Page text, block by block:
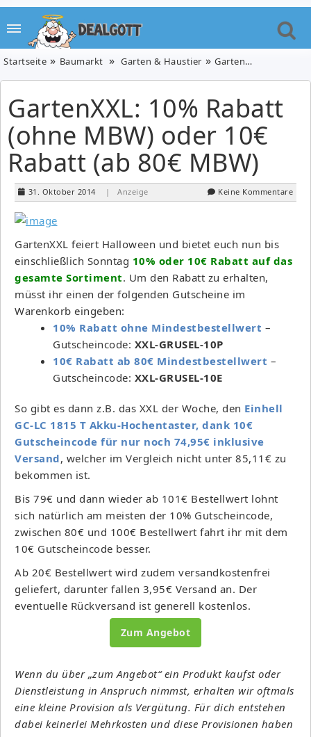
Startseite Baumarkt Garten & Haustier GartenXXL: 10% Rabatt (ohne MBW) oder 10€ Rabatt (ab 80€ MBW)
GartenXXL: 10% Rabatt
(ohne MBW) oder 10€
Rabatt (ab 80€ MBW)
31. Oktober 2014 | Anzeige Keine Kommentare
GartenXXL feiert Halloween und bietet euch nun bis
einschließlich Sonntag 10% oder 10€ Rabatt auf das
gesamte Sortiment. Um den Rabatt zu erhalten,
müsst ihr einen der folgenden Gutscheine im
Warenkorb eingeben:
10% Rabatt ohne Mindestbestellwert –
Gutscheincode: XXL-GRUSEL-10P
10€ Rabatt ab 80€ Mindestbestellwert –
Gutscheincode: XXL-GRUSEL-10E
So gibt es dann z.B. das XXL der Woche, den Einhell
GC-LC 1815 T Akku-Hochentaster, dank 10€
Gutscheincode für nur noch 74,95€ inklusive
Versand, welcher im Vergleich nicht unter 85,11€ zu
bekommen ist.
Bis 79€ und dann wieder ab 101€ Bestellwert lohnt
sich natürlich am meisten der 10% Gutscheincode,
zwischen 80€ und 100€ Bestellwert fahrt ihr mit dem
10€ Gutscheincode besser.
Ab 20€ Bestellwert wird zudem versandkostenfrei
geliefert, darunter fallen 3,95€ Versand an. Der
eventuelle Rückversand ist generell kostenlos.
Zum Angebot
Wenn du über „zum Angebot“ ein Produkt kaufst oder
Dienstleistung in Anspruch nimmst, erhalten wir oftmals
eine kleine Provision als Vergütung. Für dich entstehen
dabei keinerlei Mehrkosten und diese Provisionen haben